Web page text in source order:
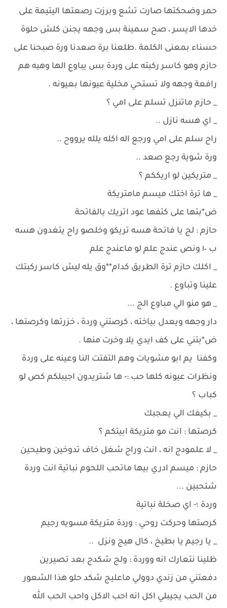
حمر وضحكتها صارت تشع وبرزت رصعتها اليتيمة على
خدها الايسر ، صح سمينة بس وجهه يجنن كلش حلوة
حسناء بمعنى الكلمة .طلعنا برة صعدنا ورة صبحنا على
حازم وهو كاسر ركبته على وردة بس يباوع الها وهيه هم
رافعة وجهه ولا تستحي مخلية عيونها بعيونه .
_ حازم ماتنزل تسلم على امي ؟
_ اي هسه نازل ..
راح سلم على امي ورجع اله اكله يلله يرووح ..
ورة شوية رجع صعد ..
_ متريكين لو اريككم ؟
_ ها ترة اختك ميسم مامتريكة
ض*بتها على كتفها عود اتريك بالفاتحة
حازم : لج يا فاتحة هسه تريكو وخلصو راح يتغدون هسه
ب ١٠ ونص عندج علم لو ماعندج علم
_ اكلك حازم ترة الطريق كدام**وق يله ليش كاسر ركبتك
علينا وتباوع .
_ هو منو الي مباوع الج ...
دار وجهه ويعدل بياخته ، كرصتني وردة ، خزرتها وكرصتها ،
ض*بتني على كف ايدي يلا وخرت منها .
وكفنا يم ابو مشويات وهم التفتت النا وعينه على وردة
ونظرات عيونه كلها حب :- ها شتريدون اجيبلكم كص لو
كباب ؟
_ بكيفك الي يعجبك
كرصتها : انت مو متريكة ابيتكم ؟
_ لا علمودج انه ، انت وراج شغل خاف تدوخين وطيحين
حازم : ميسم ادري بيها ماتحب اللحوم نباتية انت وردة
شتحبين ...
وردة ؛- اي صخلة نباتية
كرصتها وحركت روحي : وردة متريكة مسويه رجيم
_ يا رجيم يا بطيخ ، كال هيج ونزل ..
ظلينا نتعارك انه ووردة : ولج شكدج بعد تصيرين
دفعتني من زندي دوولي ماعليج شكد حلو هذا الشعور
من الحب يجيبلي اكل انه احب الاكل واحب الحب الله